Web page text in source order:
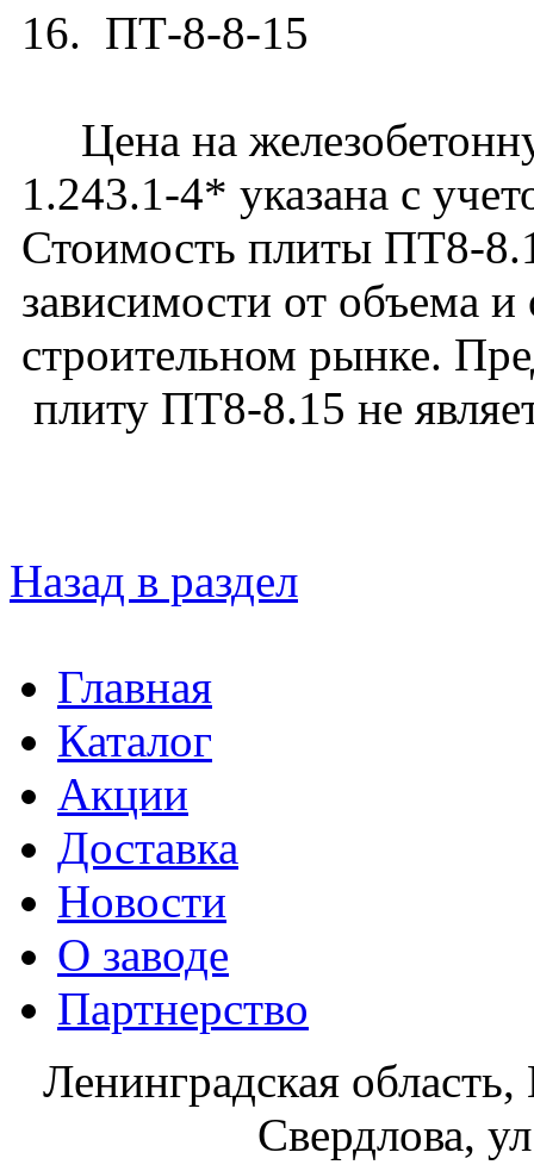
16. ПТ-8-8-15
Цена на
1.243.1-4* указана с
Стоимость плиты ПТ8-
зависимости от объема
строительном рынке.
плиту ПТ8-8.15 не
Назад в раздел
Главная
Каталог
Акции
Доставка
Новости
О заводе
Партнерство
Ленинградская
Свердлова,